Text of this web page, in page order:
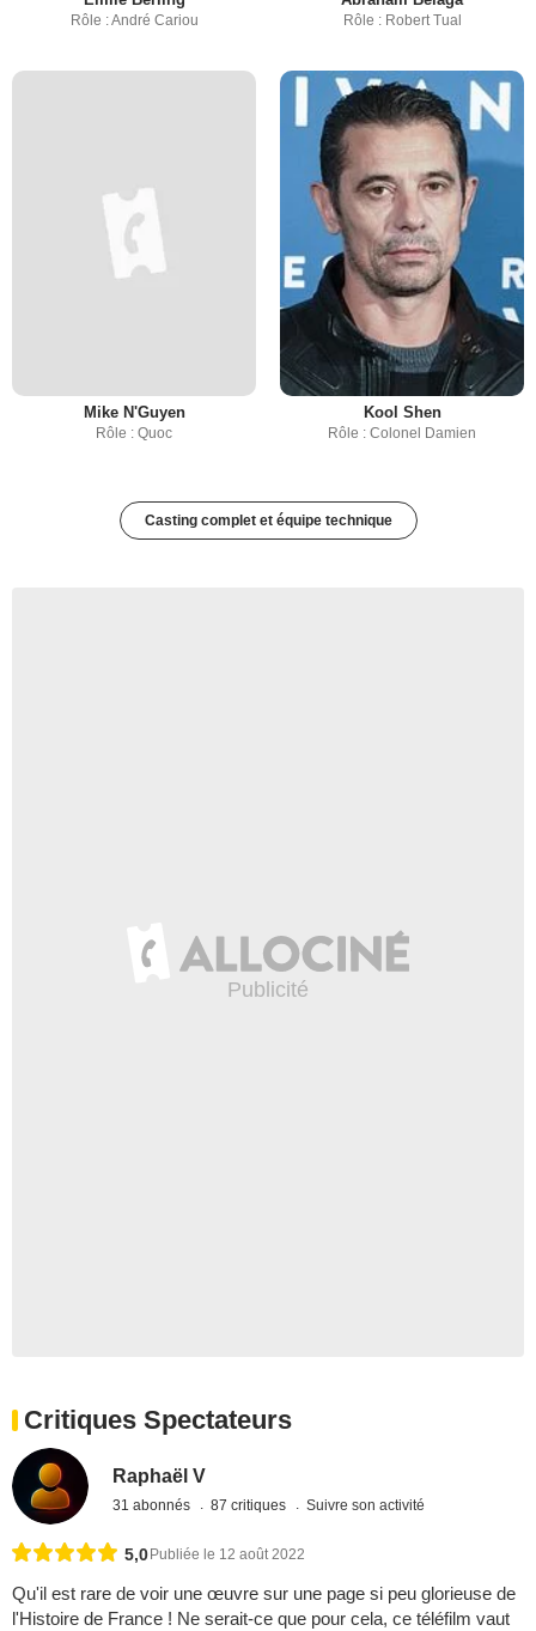
Rôle : André Cariou Rôle : Robert Tual
Mike N'Guyen
Rôle : Quoc
Kool Shen
Rôle : Colonel Damien
Casting complet et équipe technique
Critiques Spectateurs
Raphaël V
31 abonnés 87 critiques Suivre son activité
5,0 Publiée le 12 août 2022
Qu'il est rare de voir une œuvre sur une page si peu glorieuse de
l'Histoire de France ! Ne serait-ce que pour cela, ce téléfilm vaut